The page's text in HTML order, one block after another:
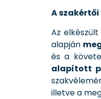
A
Az
alapján
és a
alapított
illetve a